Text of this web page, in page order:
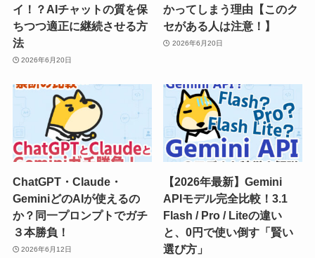
イ！？AIチャットの質を保
ちつつ適正に継続させる方
法
2026年6月20日
かってしまう理由【このク
セがある人は注意！】
2026年6月20日
ChatGPT・Claude・
GeminiどのAIが使えるの
か？同一プロンプトでガチ
３本勝負！
2026年6月12日
【2026年最新】Gemini
APIモデル完全比較！3.1
Flash / Pro / Liteの違い
と、0円で使い倒す「賢い
選び方」